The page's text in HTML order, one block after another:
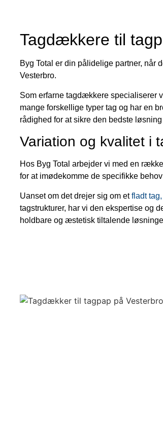
Tagdækkere til
Byg Total er din pålidelige partner,
Vesterbro.
Som erfarne tagdækkere specialiserer
mange forskellige typer tag og har en
rådighed for at sikre den bedste løsning
Variation og kvalitet i
Hos Byg Total arbejder vi med en
for at imødekomme de specifikke
Uanset om det drejer sig om etfladt tag,
tagstrukturer, har vi den ekspertise og
holdbare og æstetisk tiltalende